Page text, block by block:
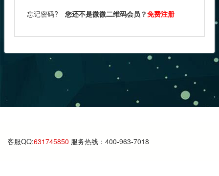
忘记密码? 您还不是微微二维码会员？免费注册
客服QQ:631745850 服务热线：400-963-7018